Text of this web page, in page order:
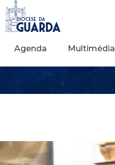
Agenda Multimédia